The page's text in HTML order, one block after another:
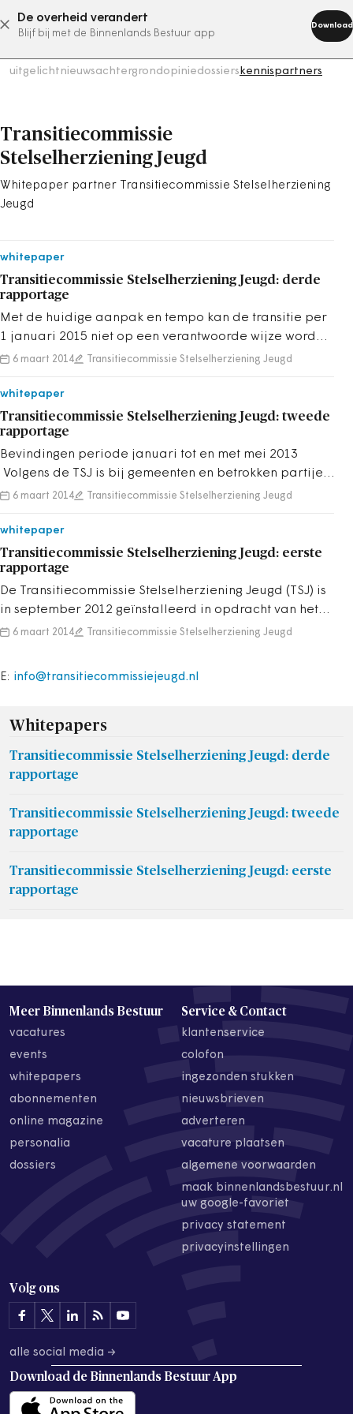
De overheid verandert
Blijf bij met de Binnenlands Bestuur app
Download
abonneer nu
uitgelicht nieuwsachtergrondopiniedossierskennispartners
Transitiecommissie
Stelselherziening Jeugd
Whitepaper partner Transitiecommissie Stelselherziening
Jeugd
whitepaper
Transitiecommissie Stelselherziening Jeugd: derde
rapportage
Met de huidige aanpak en tempo kan de transitie per
1 januari 2015 niet op een verantwoorde wijze worden
gerealiseerd is de harde conclus...
6 maart 2014 Transitiecommissie Stelselherziening Jeugd
whitepaper
Transitiecommissie Stelselherziening Jeugd: tweede
rapportage
Bevindingen periode januari tot en met mei 2013
Volgens de TSJ is bij gemeenten en betrokken partijen
sprake van een zichtbare versne...
6 maart 2014 Transitiecommissie Stelselherziening Jeugd
whitepaper
Transitiecommissie Stelselherziening Jeugd: eerste
rapportage
De Transitiecommissie Stelselherziening Jeugd (TSJ) is
in september 2012 geïnstalleerd in opdracht van het
Rijk, VNG en IPO. De TSJ heef...
6 maart 2014 Transitiecommissie Stelselherziening Jeugd
E: info@transitiecommissiejeugd.nl
Whitepapers
Transitiecommissie Stelselherziening Jeugd: derde
rapportage
Transitiecommissie Stelselherziening Jeugd: tweede
rapportage
Transitiecommissie Stelselherziening Jeugd: eerste
rapportage
Meer Binnenlands Bestuur
vacatures
events
whitepapers
abonnementen
online magazine
personalia
dossiers
Service & Contact
klantenservice
colofon
ingezonden stukken
nieuwsbrieven
adverteren
vacature plaatsen
algemene voorwaarden
maak binnenlandsbestuur.nl
uw google-favoriet
privacy statement
privacyinstellingen
Volg ons
alle social media →
Download de Binnenlands Bestuur App